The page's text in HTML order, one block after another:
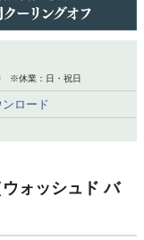
※休業：日・祝日
ロード
ォッシュド バ